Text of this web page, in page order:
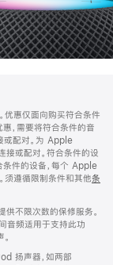
优惠仅面向购买符合条件
，需要将符合条件的音
配对。为 Apple
或配对。符合条件的设
条件的设备，每个 Apple
须遵循限制条件和其他条
不限次数的保修服务。
频适用于支持此功
扬声器，如两部